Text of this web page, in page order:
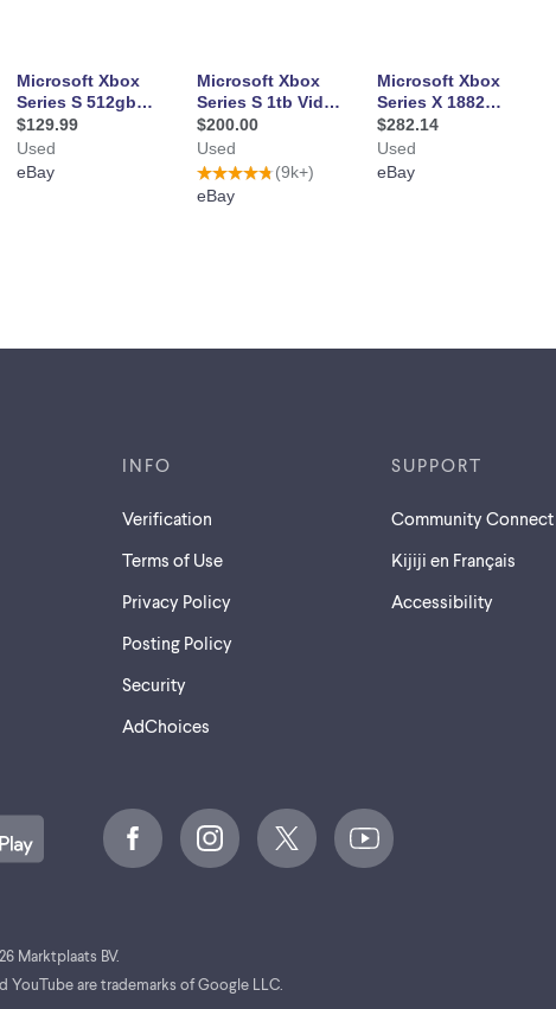
INFO
Verification
Terms of Use
Privacy Policy
Posting Policy
Security
AdChoices
SUPPORT
Community Connect
Kijiji en Français
Accessibility
Marktplaats BV.
YouTube are trademarks of Google LLC.